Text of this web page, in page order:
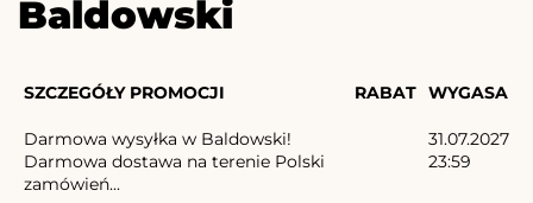
Baldowski
SZCZEGÓŁY PROMOCJI RABAT WYGASA
Darmowa wysyłka w Baldowski!
Darmowa dostawa na terenie Polski
zamówień...
31.07.2027
23:59